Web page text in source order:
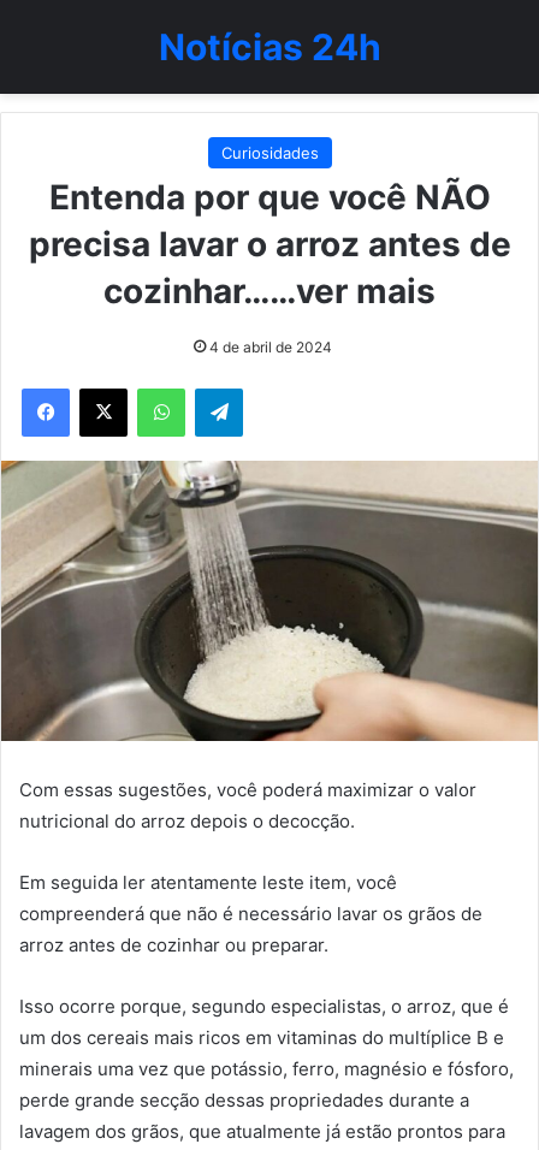
Notícias 24h
Curiosidades
Entenda por que você NÃO
precisa lavar o arroz antes de
cozinhar……ver mais
4 de abril de 2024
WhatsAppTelegram
Com essas sugestões, você poderá maximizar o valor
nutricional do arroz depois o decocção.
Em seguida ler atentamente leste item, você
compreenderá que não é necessário lavar os grãos de
arroz antes de cozinhar ou preparar.
Isso ocorre porque, segundo especialistas, o arroz, que é
um dos cereais mais ricos em vitaminas do multíplice B e
minerais uma vez que potássio, ferro, magnésio e fósforo,
perde grande secção dessas propriedades durante a
lavagem dos grãos, que atualmente já estão prontos para